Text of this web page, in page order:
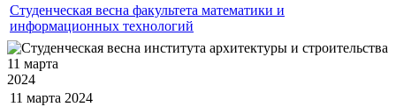
Студенческая весна факультета математики и
информационных технологий
11 марта
2024
11 марта 2024